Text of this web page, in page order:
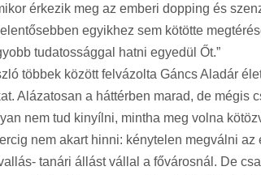
érkezik meg az emberi dopping és
egyikhez sem kötötte
tudatossággal hatni egyedül Őt.”
többek között felvázolta Gáncs Aladár
Alázatosan a háttérben marad, de
nem tud kinyílni, mintha meg volna
nem akart hinni: kénytelen megválni
tanári állást vállal a fővárosnál. De